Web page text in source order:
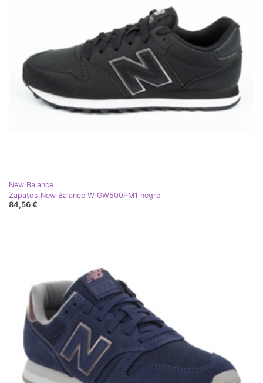
New Balance
Zapatos New Balance W GW500PM1 negro
84,56 €